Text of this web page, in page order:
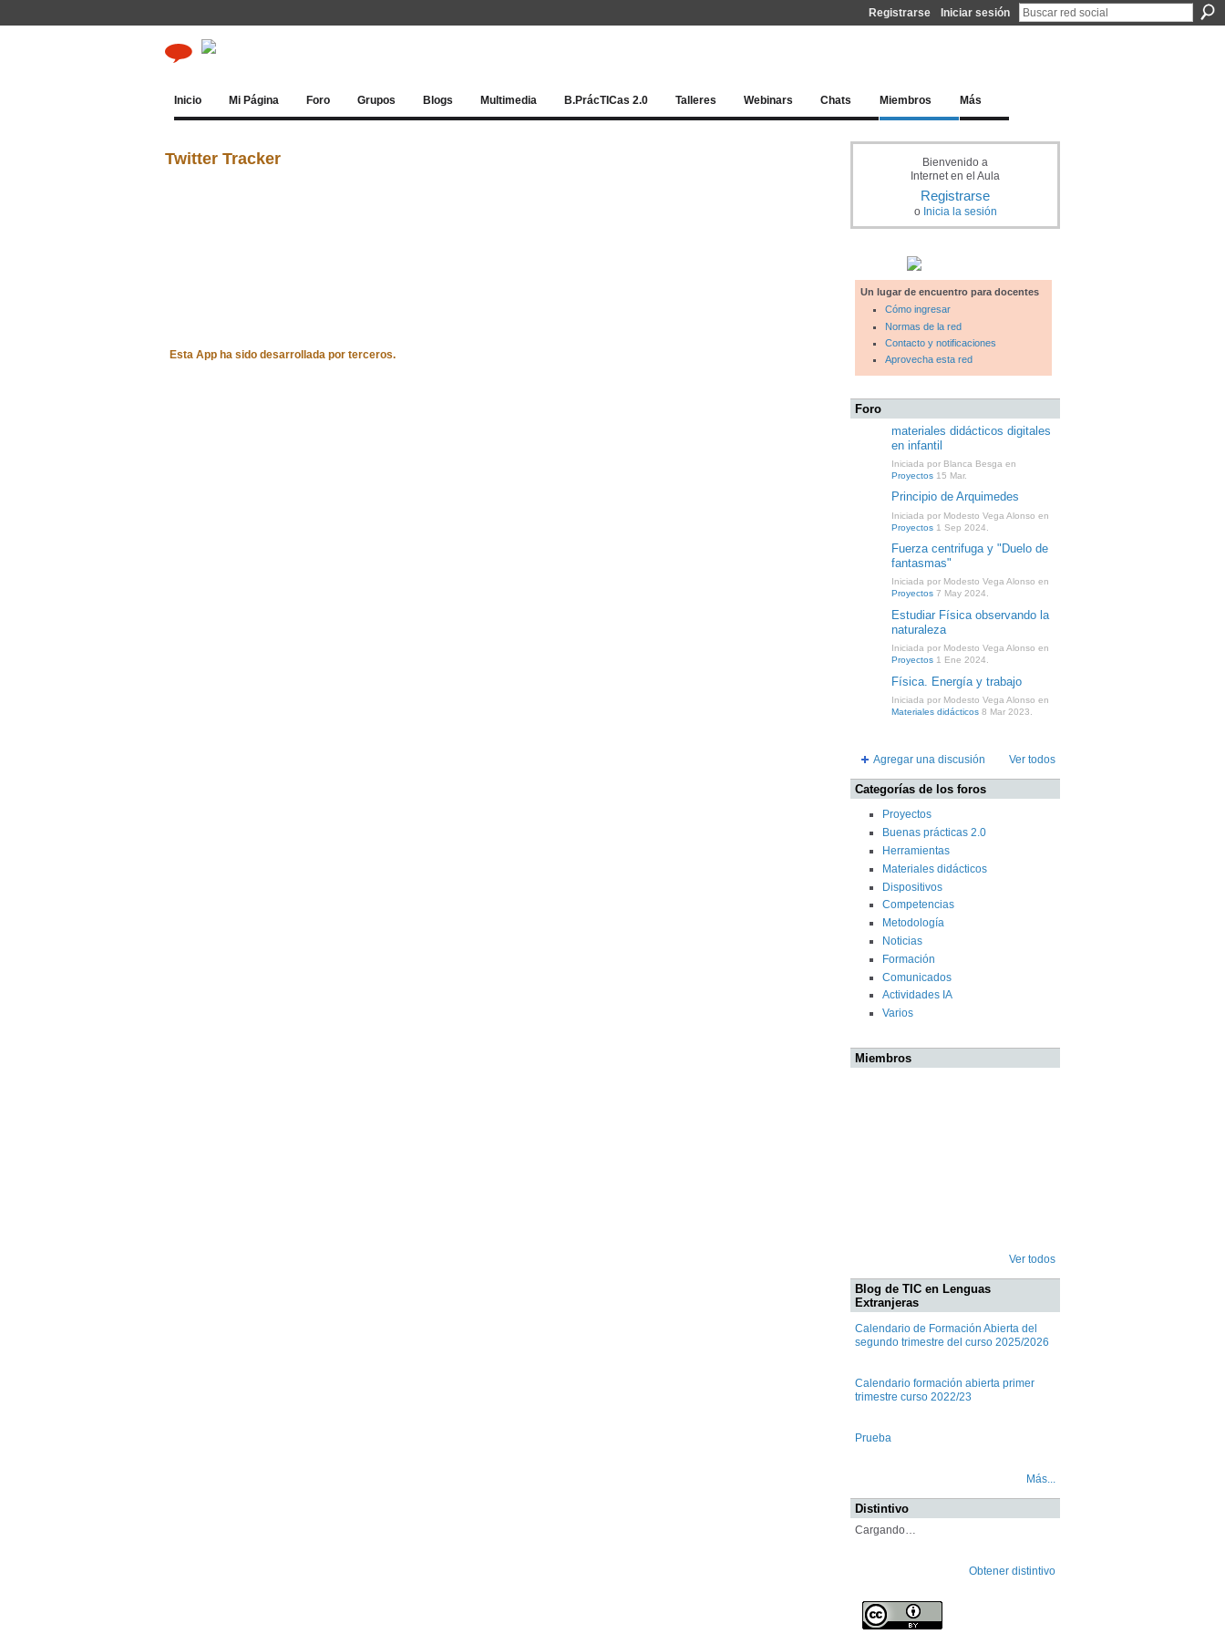
Registrarse Iniciar sesión
Inicio Mi Página Foro Grupos Blogs Multimedia B.PrácTICas 2.0 Talleres Webinars Chats Miembros Más
Twitter Tracker
Esta App ha sido desarrollada por terceros.
Bienvenido a
Internet en el Aula
Registrarse
o Inicia la sesión
Un lugar de encuentro para docentes
Cómo ingresar
Normas de la red
Contacto y notificaciones
Aprovecha esta red
Foro
materiales didácticos digitales
en infantil
Iniciada por Blanca Besga en
Proyectos 15 Mar.
Principio de Arquimedes
Iniciada por Modesto Vega Alonso en
Proyectos 1 Sep 2024.
Fuerza centrifuga y "Duelo de
fantasmas"
Iniciada por Modesto Vega Alonso en
Proyectos 7 May 2024.
Estudiar Física observando la
naturaleza
Iniciada por Modesto Vega Alonso en
Proyectos 1 Ene 2024.
Física. Energía y trabajo
Iniciada por Modesto Vega Alonso en
Materiales didácticos 8 Mar 2023.
Agregar una discusión Ver todos
Categorías de los foros
Proyectos
Buenas prácticas 2.0
Herramientas
Materiales didácticos
Dispositivos
Competencias
Metodología
Noticias
Formación
Comunicados
Actividades IA
Varios
Miembros
Ver todos
Blog de TIC en Lenguas
Extranjeras
Calendario de Formación Abierta del
segundo trimestre del curso 2025/2026
Calendario formación abierta primer
trimestre curso 2022/23
Prueba
Más...
Distintivo
Cargando…
Obtener distintivo